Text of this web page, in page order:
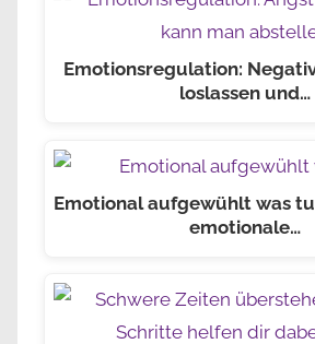
Emotionsregulation:
loslassen und…
Emotional aufgewühlt was
emotionale…